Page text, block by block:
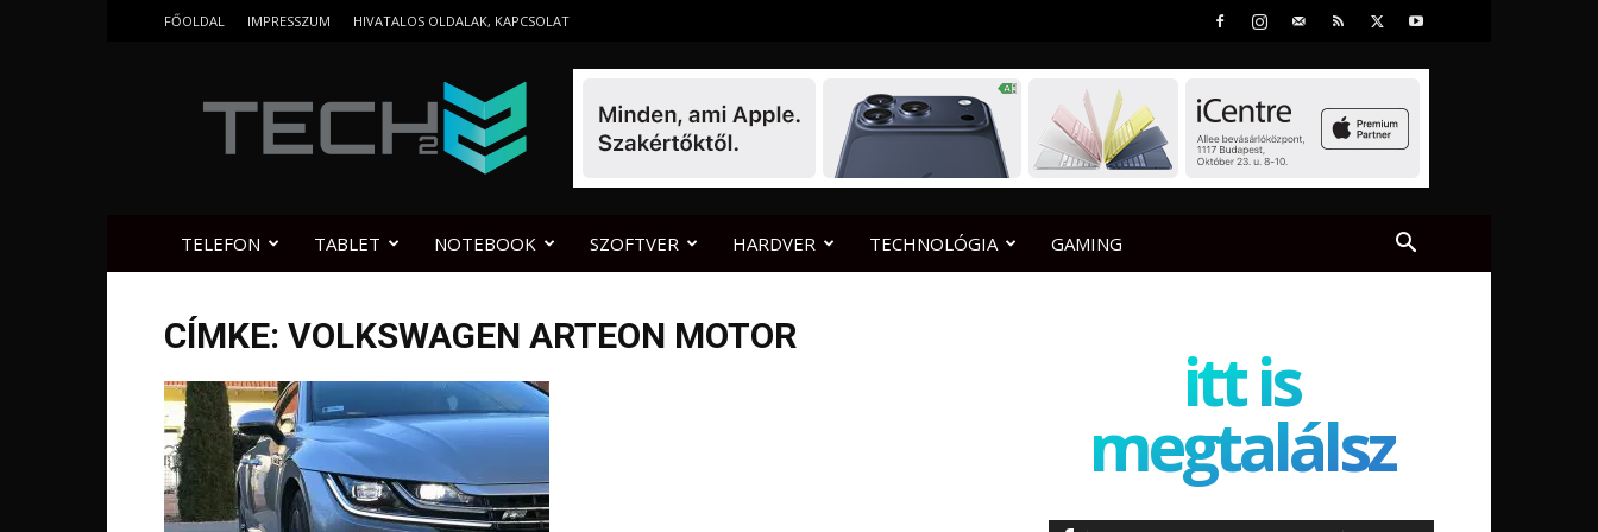
FŐOLDAL IMPRESSZUM HIVATALOS OLDALAK, KAPCSOLAT
TELEFON TABLET NOTEBOOK SZOFTVER HARDVER TECHNOLÓGIA GAMING
CÍMKE: VOLKSWAGEN ARTEON MOTOR
itt is
megtalálsz